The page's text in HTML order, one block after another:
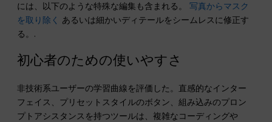
には、以下のような特殊な編集も含まれる。写真からマスク
を取り除く あるいは細かいディテールをシームレスに修正す
る。.
初心者のための使いやすさ
非技術系ユーザーの学習曲線を評価した。直感的なインター
フェイス、プリセットスタイルのボタン、組み込みのプロン
プトアシスタンスを持つツールは、複雑なコーディングや